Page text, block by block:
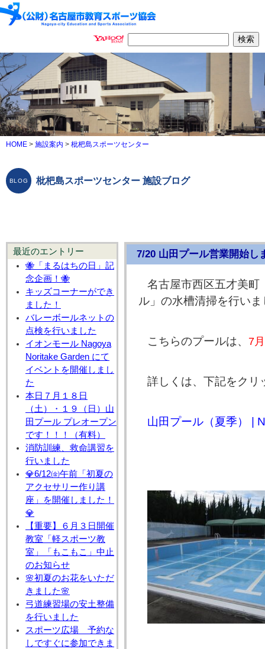
HOME > 施設案内 > 枇杷島スポーツセンター
枇杷島スポーツセンター 施設ブログ
最近のエントリー
🐝「まるはちの日」記
念企画！🐝
キッズコーナーができ
ました！
バレーボールネットの
点検を行いました
イオンモール Nagoya
Noritake Garden にて
イベントを開催しまし
た
本日７月１８日
（土）・１９（日）山
田プール プレオープン
です！！！（有料）
消防訓練、救命講習を
行いました
💎6/12㈮午前「初夏の
アクセサリー作り講
座」を開催しました！
💎
【重要】６月３日開催
教室「軽スポーツ教
室」「もこもこ」中止
のお知らせ
🌸初夏のお花をいただ
きました🌸
弓道練習場の安土整備
を行いました
スポーツ広場 予約な
しですぐに参加できま
7/20 山田プール営業開始し
名古屋市西区五才美町
ル」の水槽清掃を行いま
こちらのプールは、 7
詳しくは、下記をクリ
山田プール（夏季） |